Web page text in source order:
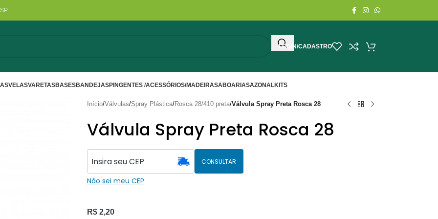
LOGIN/CADASTRO
VELASVARETASBASESBANDEJASPINGENTES /ACESSÓRIOS/MADEIRASABOARIASAZONALKITS
Início/Válvulas/Spray Plástica/Rosca 28/410 preta/Válvula Spray Preta Rosca 28
Válvula Spray Preta Rosca 28
CONSULTAR
Não sei meu CEP
R$2,20